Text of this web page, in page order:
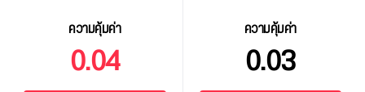
ความคุ้มค่า
0.04
ความคุ้มค่า
0.03